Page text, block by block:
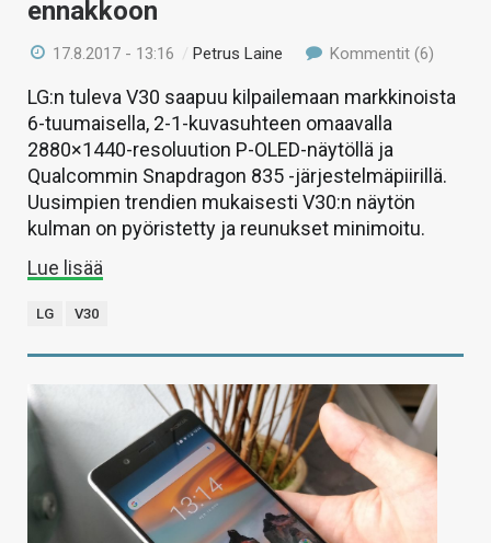
ennakkoon
17.8.2017 - 13:16 /Petrus Laine Kommentit (6)
LG:n tuleva V30 saapuu kilpailemaan markkinoista
6-tuumaisella, 2-1-kuvasuhteen omaavalla
2880×1440-resoluution P-OLED-näytöllä ja
Qualcommin Snapdragon 835 -järjestelmäpiirillä.
Uusimpien trendien mukaisesti V30:n näytön
kulman on pyöristetty ja reunukset minimoitu.
Lue lisää
LG V30